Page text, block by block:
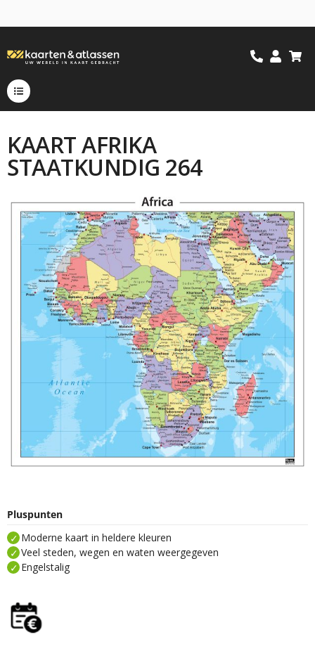
KAART AFRIKA
STAATKUNDIG 264
Pluspunten
Moderne kaart in heldere kleuren
Veel steden, wegen en waten weergegeven
Engelstalig